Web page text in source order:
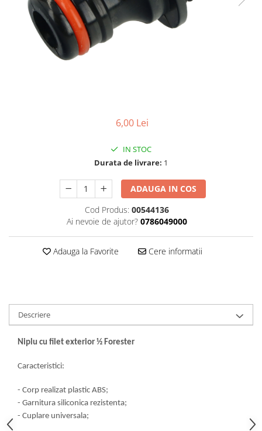
Foarfeci de mana
Galeti de lucru si accesorii
Imbusi si seturi de imbusi
Patenti, clesti si sfici
Trafaleti speciali
Truse de tubulare si chei
Tubulare 1/2 si accesorii
6,00 Lei
IN STOC
Durata de livrare: 1
ADAUGA IN COS
Cod Produs: 00544136
Ai nevoie de ajutor? 0786049000
Adauga la Favorite Cere informatii
Descriere
Niplu cu filet exterior ½ Forester
Caracteristici:
- Corp realizat plastic ABS;
- Garnitura siliconica rezistenta;
- Cuplare universala;